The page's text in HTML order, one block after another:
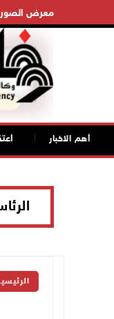
معرض الصور
أهم الاخبارلحم